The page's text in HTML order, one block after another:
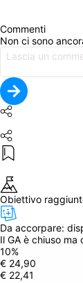
Commenti
Non ci sono
Obiettivo
Da accorpare:
Il GA è chiuso
10%
€ 24,90
€ 22,41